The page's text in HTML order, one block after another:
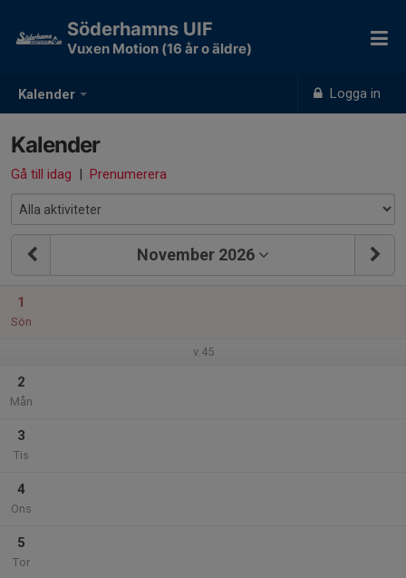
Kalender Logga in
Söderhamns UIF
Vuxen Motion (16 år o äldre)
Kalender
Gå till idag | Prenumerera
November 2026
1
Sön
v.45
2
Mån
3
Tis
4
Ons
5
Tor